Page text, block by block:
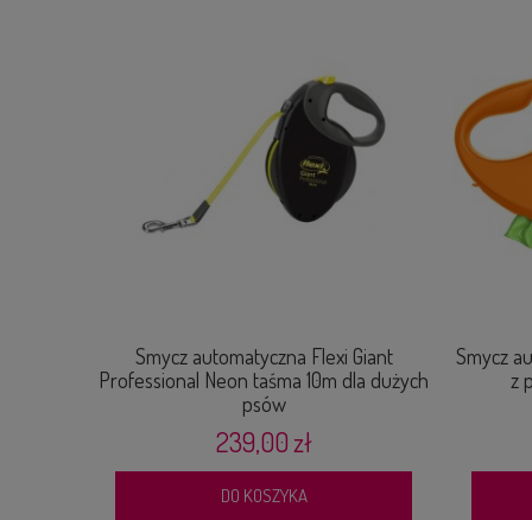
SMYCZ AUTOMATYCZNA FLEXI GIANT BLACK
TAŚMA L 8M DLA PSÓW DO 50KG
165,00 zł
Smycz automatyczna Flexi Giant
Professional Neon taśma 10m dla dużych
psów
239,00 zł
DO KOSZYKA
Smycz
z